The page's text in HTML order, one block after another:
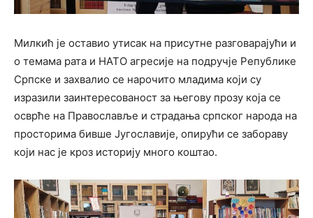
Милкић је оставио утисак на присутне разговарајући и
о темама рата и НАТО агресије на подручје Републике
Српске и захвалио се нарочито младима који су
изразили заинтересованост за његову прозу која се
осврће на Православље и страдања српског народа на
просторима бивше Југославије, опирући се забораву
који нас је кроз историју много коштао.